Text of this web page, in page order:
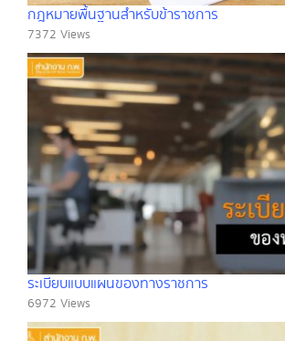
กฎหมายพื้นฐานสำหรับข้าราชการ
7372 Views
ระเบียบแบบแผนของทางราชการ
6972 Views